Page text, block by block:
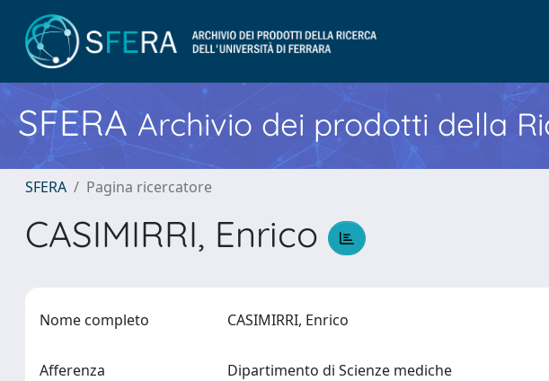
SFERA Archivio dei prodotti della
SFERA Pagina ricercatore
CASIMIRRI, Enrico
Nome completo CASIMIRRI, Enrico
Afferenza Dipartimento di Scienze mediche